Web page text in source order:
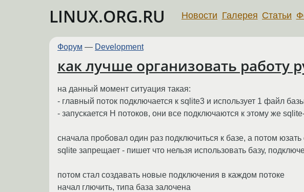
LINUX.ORG.RU Новости Галерея Статьи
Форум — Development
как лучше организовать работу
на данный момент ситуация такая:
- главный поток подключается к sqlite3 и использует 1 файл
- запускается Н потоков, они все подключаются к этому же
сначала пробовал один раз подключиться к базе, а потом
sqlite запрещает - пишет что нельзя использовать базу,
потом стал создавать новые подключения в каждом потоке
начал глючить, типа база залочена